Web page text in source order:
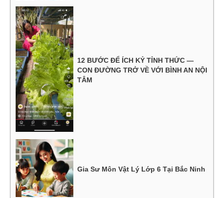
12 BƯỚC ĐỂ ÍCH KỶ TỈNH THỨC —
CON ĐƯỜNG TRỞ VỀ VỚI BÌNH AN NỘI
TÂM
Gia Sư Môn Vật Lý Lớp 6 Tại Bắc Ninh